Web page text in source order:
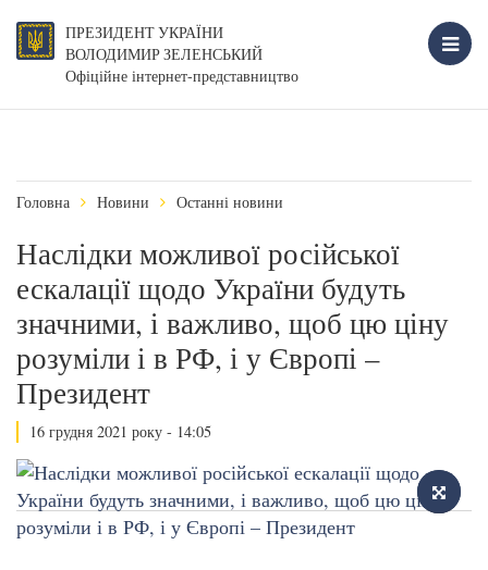
ПРЕЗИДЕНТ УКРАЇНИ
ВОЛОДИМИР ЗЕЛЕНСЬКИЙ
Офіційне інтернет-представництво
Головна Новини Останні новини
Наслідки можливої російської
ескалації щодо України будуть
значними, і важливо, щоб цю ціну
розуміли і в РФ, і у Європі –
Президент
16 грудня 2021 року - 14:05